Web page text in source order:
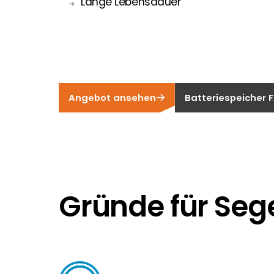
Angebot ansehen Batteriespeicher
Gründe für